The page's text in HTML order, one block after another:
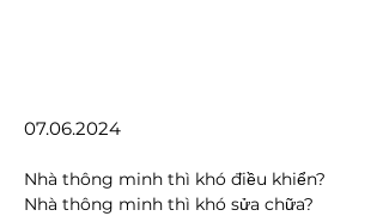
07.06.2024
Nhà thông minh thì khó điều khiển?
Nhà thông minh thì khó sửa chữa?